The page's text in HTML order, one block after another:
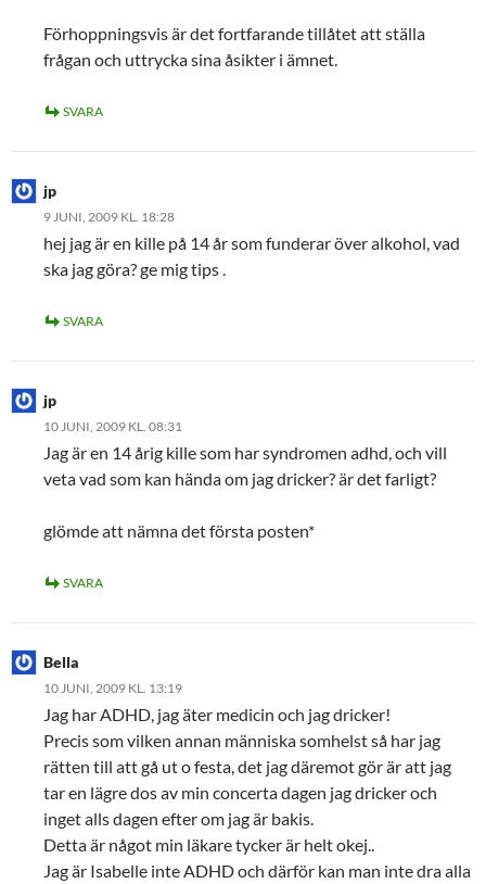
Förhoppningsvis är det fortfarande tillåtet att ställa
frågan och uttrycka sina åsikter i ämnet.
SVARA
jp
9 JUNI, 2009 KL. 18:28
hej jag är en kille på 14 år som funderar över alkohol, vad
ska jag göra? ge mig tips .
SVARA
jp
10 JUNI, 2009 KL. 08:31
Jag är en 14 årig kille som har syndromen adhd, och vill
veta vad som kan hända om jag dricker? är det farligt?
glömde att nämna det första posten*
SVARA
Bella
10 JUNI, 2009 KL. 13:19
Jag har ADHD, jag äter medicin och jag dricker!
Precis som vilken annan människa somhelst så har jag
rätten till att gå ut o festa, det jag däremot gör är att jag
tar en lägre dos av min concerta dagen jag dricker och
inget alls dagen efter om jag är bakis.
Detta är något min läkare tycker är helt okej..
Jag är Isabelle inte ADHD och därför kan man inte dra alla